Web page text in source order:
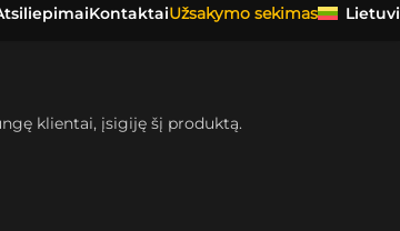
KontaktaiUžsakymo sekimas
klientai, įsigiję šį produktą.